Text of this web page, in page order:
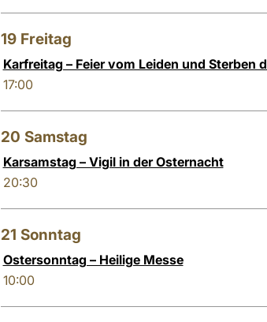
19 Freitag
Karfreitag – Feier vom Leiden und Sterben
17:00
20 Samstag
Karsamstag – Vigil in der Osternacht
20:30
21 Sonntag
Ostersonntag – Heilige Messe
10:00